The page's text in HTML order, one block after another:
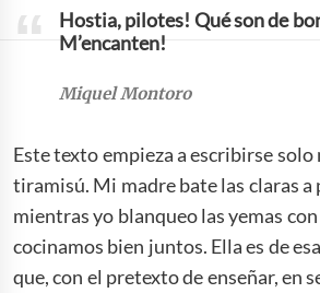
Hostia, pilotes! Qué son de
M’encanten!
Miquel Montoro
Este texto empieza a escribirse
tiramisú. Mi madre bate las claras a
mientras yo blanqueo las yemas
cocinamos bien juntos. Ella es de
que, con el pretexto de enseñar, en